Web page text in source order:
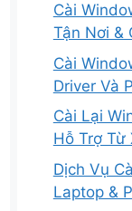
Cài
Tận Nơi &
Cài
Driver Và
Cài Lại
Hỗ Trợ Từ
Dịch Vụ
Laptop &